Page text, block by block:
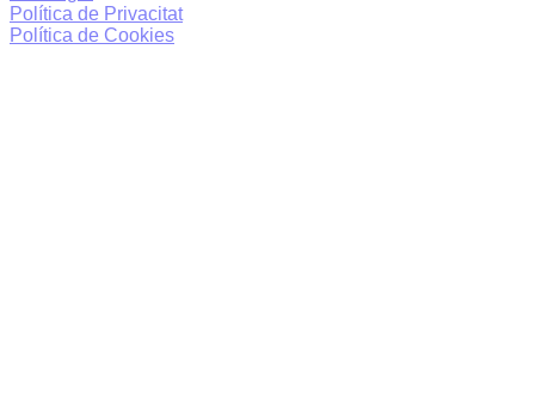
Política de Privacitat
Política de Cookies